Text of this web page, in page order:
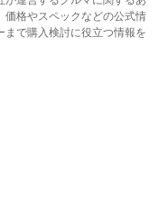
価格やスペックなどの公式情
で購入検討に役立つ情報を